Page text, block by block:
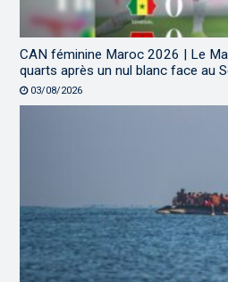
CAN féminine Maroc 2026 | Le
quarts après un nul blanc face au
03/08/2026